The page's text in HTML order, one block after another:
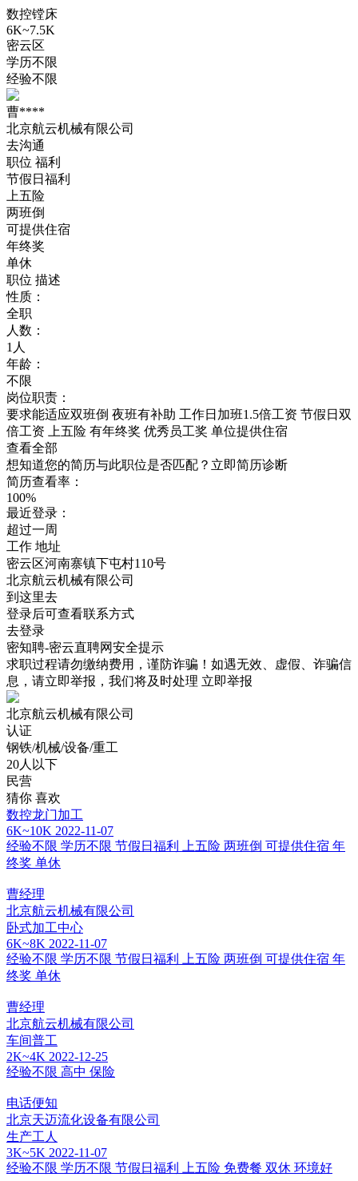
数控镗床
6K~7.5K
密云区
学历不限
经验不限
曹****
北京航云机械有限公司
去沟通
职位 福利
节假日福利
上五险
两班倒
可提供住宿
年终奖
单休
职位 描述
性质：
全职
人数：
1人
年龄：
不限
岗位职责：
要求能适应双班倒 夜班有补助 工作日加班1.5倍工资 节假日双
倍工资 上五险 有年终奖 优秀员工奖 单位提供住宿
查看全部
想知道您的简历与此职位是否匹配？立即简历诊断
简历查看率：
100%
最近登录：
超过一周
工作 地址
密云区河南寨镇下屯村110号
北京航云机械有限公司
到这里去
登录后可查看联系方式
去登录
密知聘-密云直聘网安全提示
求职过程请勿缴纳费用，谨防诈骗！如遇无效、虚假、诈骗信
息，请立即举报，我们将及时处理 立即举报
北京航云机械有限公司
认证
钢铁/机械/设备/重工
20人以下
民营
猜你 喜欢
数控龙门加工
6K~10K 2022-11-07
经验不限 学历不限 节假日福利 上五险 两班倒 可提供住宿 年
终奖 单休
曹经理
北京航云机械有限公司
卧式加工中心
6K~8K 2022-11-07
经验不限 学历不限 节假日福利 上五险 两班倒 可提供住宿 年
终奖 单休
曹经理
北京航云机械有限公司
车间普工
2K~4K 2022-12-25
经验不限 高中 保险
电话便知
北京天迈流化设备有限公司
生产工人
3K~5K 2022-11-07
经验不限 学历不限 节假日福利 上五险 免费餐 双休 环境好